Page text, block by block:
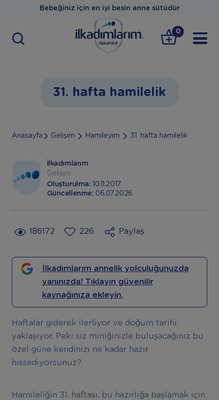
Bebeğiniz için en iyi besin anne sütüdür
0
31. hafta hamilelik
Anasayfa Gelişim Hamileyim 31. hafta hamilelik
İlkadımlarım
Gelişim
Oluşturulma:
10.11.2017
Güncellenme: 06.07.2026
186172 226 Paylaş
İlkadımlarım annelik yolculuğunuzda
yanınızda! Tıklayın güvenilir
kaynağınıza ekleyin.
Haftalar giderek ilerliyor ve doğum tarihi
yaklaşıyor. Peki siz miniğinizle buluşacağınız bu
özel güne kendinizi ne kadar hazır
hissediyorsunuz?
Hamileliğin 31. haftası, bu hazırlığa başlamak için